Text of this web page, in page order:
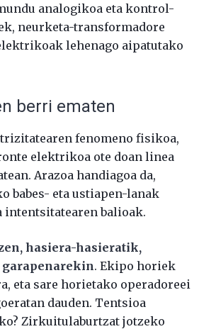
analogikoa eta kontrol-
neurketa-transformadore
lehenago aipatutako
berri ematen
fenomeno fisikoa,
elektrikoa ote doan linea
Arazoa handiagoa da,
babes- eta ustiapen-lanak
intentsitatearen balioak.
hasiera-hasieratik,
. Ekipo horiek
eta sare horietako operadoreei
dauden. Tentsioa
Zirkuitulaburtzat jotzeko